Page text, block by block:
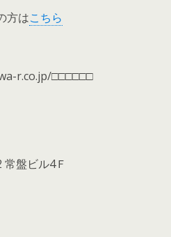
方はこちら
r.co.jp/□□□□□□
常盤ビル4Ｆ